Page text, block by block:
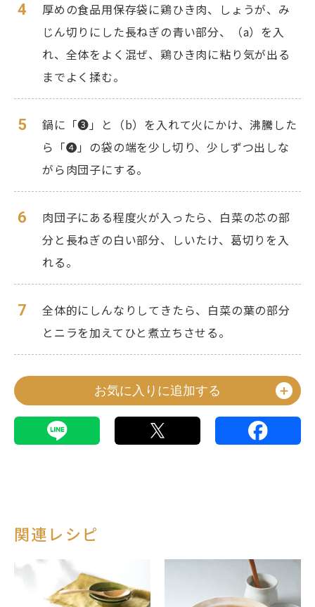
4
厚めの食品用保存袋に鶏ひき肉、しょうが、み
じん切りにした長ねぎの青い部分、（a）を入
れ、全体をよく混ぜ、鶏ひき肉に粘り気が出る
までよく揉む。
5
鍋に「❸」と（b）を入れて火にかけ、沸騰した
ら「❹」の袋の端を少し切り、少しずつ出しな
がら肉団子にする。
6
肉団子にある程度火が入ったら、白菜の芯の部
分と長ねぎの白い部分、しいたけ、葛切りを入
れる。
7
全体的にしんなりしてきたら、白菜の葉の部分
とニラを加えてひと煮立ちさせる。
お気に入りに追加する
関連レシピ